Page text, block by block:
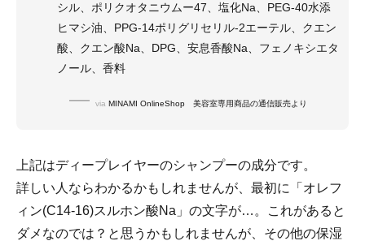
シル、ポリクオタニウムー47、塩化Na、PEG-40水添
ヒマシ油、PPG-14ポリグリセリル-2エーテル、クエン
酸、クエン酸Na、DPG、安息香酸Na、フェノキシエタ
ノール、香料
via MINAMI OnlineShop 美容室専用商品の通信販売より
上記はディープレイヤーのシャンプーの成分です。
詳しい人ならわかるかもしれませんが、最初に「オレフ
ィン(C14-16)スルホン酸Na」の文字が…。これがあると
ダメなのでは？と思うかもしれませんが、その他の保湿